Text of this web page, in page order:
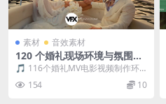
素材 音效素材
120 个婚礼现场环境与氛围音
效｜干杯·欢呼·烟花·车队无损
🎵 116个婚礼MV电影视频制作环
境氛围拟声过渡无损音效 这套 “120
个婚礼...
154 10